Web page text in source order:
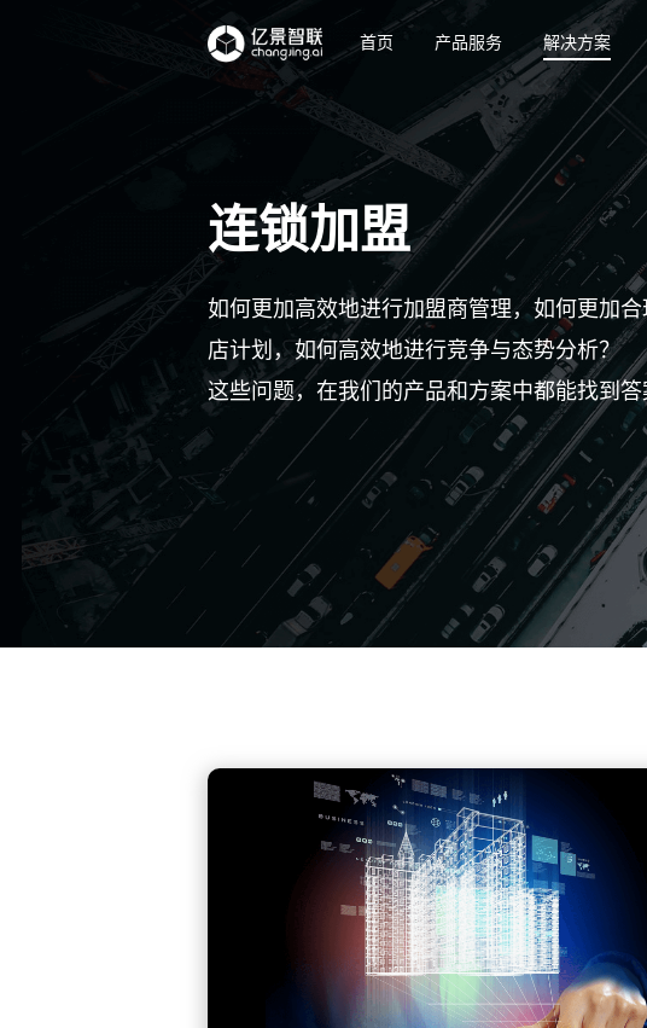
首页 产品服务 解决方案
连锁加盟
如何更加高效地进行加盟商管理，如何更加
店计划，如何高效地进行竞争与态势分析？
这些问题，在我们的产品和方案中都能找到答